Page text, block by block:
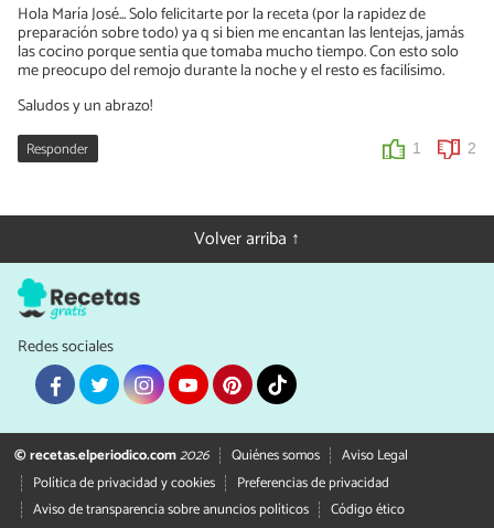
Hola María José... Solo felicitarte por la receta (por la rapidez de
preparación sobre todo) ya q si bien me encantan las lentejas, jamás
las cocino porque sentia que tomaba mucho tiempo. Con esto solo
me preocupo del remojo durante la noche y el resto es facilísimo.
Saludos y un abrazo!
Responder 1 2
Volver arriba ↑
Redes sociales
© recetas.elperiodico.com2026 Quiénes somos
Aviso Legal
Política de privacidad y cookies
Preferencias de privacidad
Aviso de transparencia sobre anuncios políticos
Código ético